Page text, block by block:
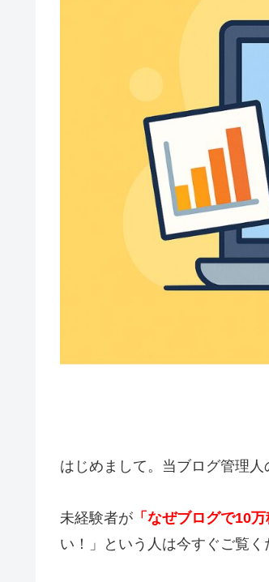
はじめまして。当ブログ管理人
未経験者が 「なぜブログで10
い！」という人は今すぐご覧く